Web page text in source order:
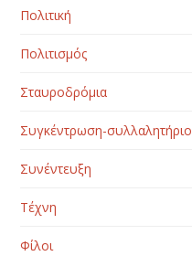
Πολιτική
Πολιτισμός
Σταυροδρόμια
Συγκέντρωση-συλλαλητήριο
Συνέντευξη
Τέχνη
Φίλοι